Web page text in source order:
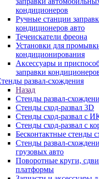
кондиционеров
Ручные станции
кондиционеров авто
Течеискатели фреона
Установки для
кондиционирования
Аксессуары и
заправки
развал-схождения
Назад
Стенды развал-
Стенды сход-развал 3D
Стенды сход-развал с
Стенды сход-развал с
Бесконтактные стенды
Стенды развал-
грузовых авто
Поворотные круги,
платформы